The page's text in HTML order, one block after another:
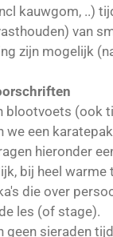
kauwgom, ..)
van
zijn mogelijk
blootvoets (ook
we een
hieronder
bij heel
die over
les (of stage).
geen sieraden